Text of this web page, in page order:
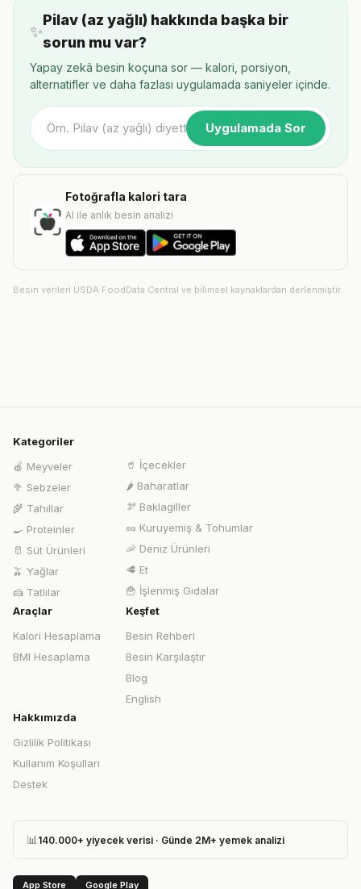
✨
Pilav (az yağlı) hakkında başka bir
sorun mu var?
Yapay zekâ besin koçuna sor — kalori, porsiyon,
alternatifler ve daha fazlası uygulamada saniyeler içinde.
Uygulamada Sor
Fotoğrafla kalori tara
AI ile anlık besin analizi
Besin verileri USDA FoodData Central ve bilimsel kaynaklardan derlenmiştir.
Kategoriler
🍎 Meyveler
🥦 Sebzeler
🌾 Tahıllar
🍳 Proteinler
🥛 Süt Ürünleri
🫒 Yağlar
🍰 Tatlılar
🥤 İçecekler
🌶️ Baharatlar
🫘 Baklagiller
🥜 Kuruyemiş & Tohumlar
🦐 Deniz Ürünleri
🥩 Et
🍟 İşlenmiş Gıdalar
Araçlar
Kalori Hesaplama
BMI Hesaplama
Keşfet
Besin Rehberi
Besin Karşılaştır
Blog
English
Hakkımızda
Gizlilik Politikası
Kullanım Koşulları
Destek
📊 140.000+ yiyecek verisi · Günde 2M+ yemek analizi
App Store Google Play